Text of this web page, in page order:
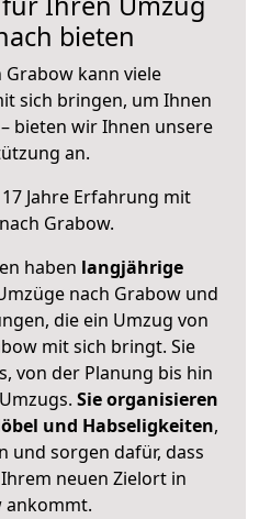
bieten
Grabow kann viele
sich bringen, um Ihnen
bieten wir Ihnen unsere
an.
Jahre Erfahrung mit
Grabow.
haben langjährige
nach Grabow und
die ein Umzug von
mit sich bringt. Sie
von der Planung bis hin
Sie organisieren
und Habseligkeiten,
und sorgen dafür, dass
neuen Zielort in
ankommt.